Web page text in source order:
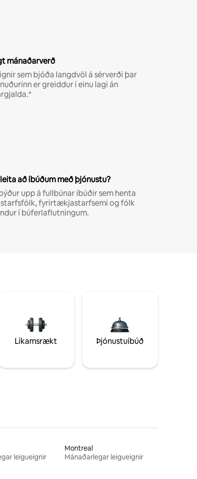
mánaðarverð
sem bjóða langdvöl á sérverði þar
er greiddur í einu lagi án
að íbúðum með þjónustu?
upp á fullbúnar íbúðir sem henta
starfsfólk, fyrirtækjastarfsemi og fólk
í búferlaflutningum.
Líkamsrækt Þjónustuíbúð
leigueignir
Montreal
Mánaðarlegar leigueignir